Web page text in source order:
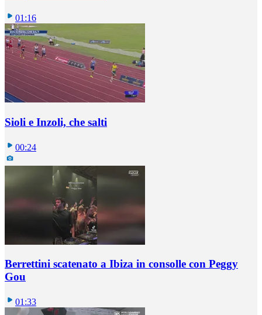
01:16
Sioli e Inzoli, che salti
00:24
Berrettini scatenato a Ibiza in consolle con Peggy
Gou
01:33